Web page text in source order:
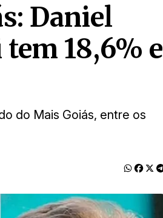
Daniel
18,6% e
do Mais Goiás, entre os